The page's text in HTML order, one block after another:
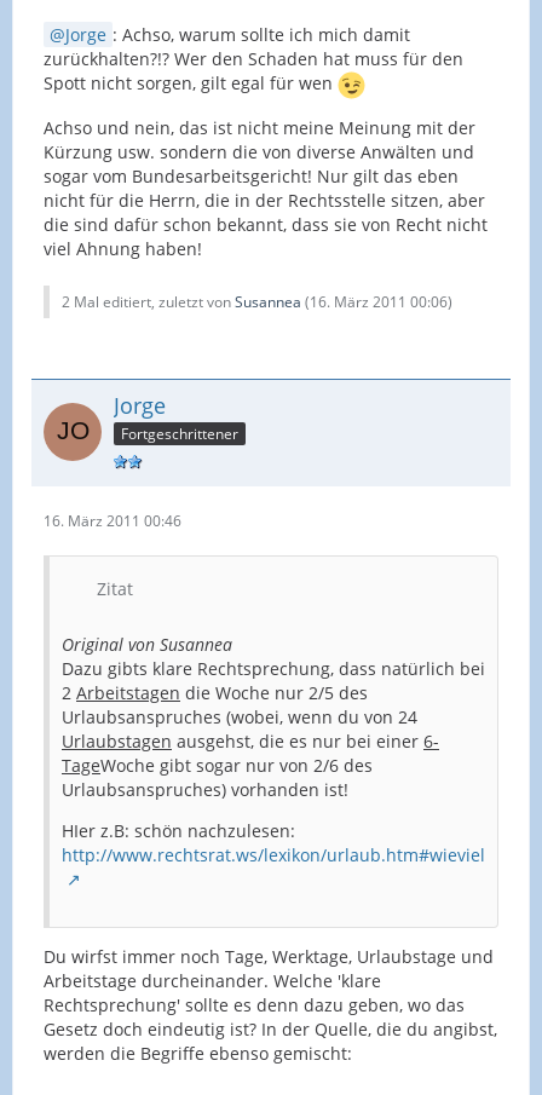
Jorge : Achso, warum sollte ich mich damit
zurückhalten?!? Wer den Schaden hat muss für den
Spott nicht sorgen, gilt egal für wen
Achso und nein, das ist nicht meine Meinung mit der
Kürzung usw. sondern die von diverse Anwälten und
sogar vom Bundesarbeitsgericht! Nur gilt das eben
nicht für die Herrn, die in der Rechtsstelle sitzen, aber
die sind dafür schon bekannt, dass sie von Recht nicht
viel Ahnung haben!
2 Mal editiert, zuletzt vonSusannea (16. März 2011 00:06)
Jorge
Fortgeschrittener
16. März 2011 00:46
Zitat
Original von Susannea
Dazu gibts klare Rechtsprechung, dass natürlich bei
2 Arbeitstagen die Woche nur 2/5 des
Urlaubsanspruches (wobei, wenn du von 24
Urlaubstagen ausgehst, die es nur bei einer 6-
TageWoche gibt sogar nur von 2/6 des
Urlaubsanspruches) vorhanden ist!
HIer z.B: schön nachzulesen:
http://www.rechtsrat.ws/lexikon/urlaub.htm#wieviel
Du wirfst immer noch Tage, Werktage, Urlaubstage und
Arbeitstage durcheinander. Welche 'klare
Rechtsprechung' sollte es denn dazu geben, wo das
Gesetz doch eindeutig ist? In der Quelle, die du angibst,
werden die Begriffe ebenso gemischt: